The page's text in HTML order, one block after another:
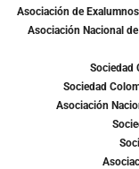
Asociación de
Asociación Nacional
Sociedad
Sociedad
Asociación